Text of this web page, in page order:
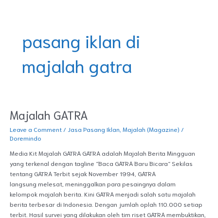
pasang iklan di
majalah gatra
Majalah GATRA
Leave a Comment / Jasa Pasang Iklan Majalah (Magazine) /
Doremindo
Media Kit Majalah GATRA GATRA adalah Majalah Berita Mingguan
yang terkenal dengan tagline “Baca GATRA Baru Bicara“ Sekilas
tentang GATRA Terbit sejak November 1994, GATRA
langsung melesat, meninggalkan para pesaingnya dalam
kelompok majalah berita. Kini GATRA menjadi salah satu majalah
berita terbesar di Indonesia. Dengan jumlah oplah 110.000 setiap
terbit. Hasil survei yang dilakukan oleh tim riset GATRA membuktikan,
Majalah
GATRA